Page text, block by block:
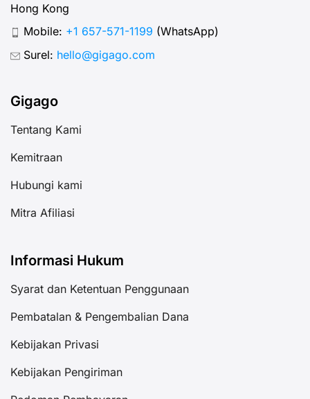
Hong Kong
Mobile: +1 657-571-1199 (WhatsApp)
Surel: hello@gigago.com
Gigago
Tentang Kami
Kemitraan
Hubungi kami
Mitra Afiliasi
Informasi Hukum
Syarat dan Ketentuan Penggunaan
Pembatalan & Pengembalian Dana
Kebijakan Privasi
Kebijakan Pengiriman